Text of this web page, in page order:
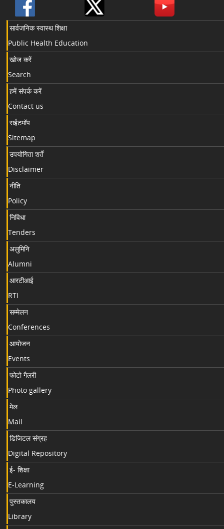
सार्वजनिक स्वास्थ शिक्षा
Public Health Education
खोज करें
Search
हमें संपर्क करें
Contact us
सईटमॉप
Sitemap
उपयोगिता शर्तें
Disclaimer
नीति
Policy
निविधा
Tenders
अलुमिनि
Alumni
आरटीआई
RTI
सम्मेलन
Conferences
आयोजन
Events
फोटो गैलरी
Photo gallery
मेल
Mail
डिजिटल संग्रह
Digital Repository
ई- शिक्षा
E-Learning
पुस्तकालय
Library